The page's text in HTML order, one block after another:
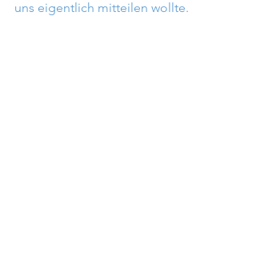
uns eigentlich mitteilen wollte.